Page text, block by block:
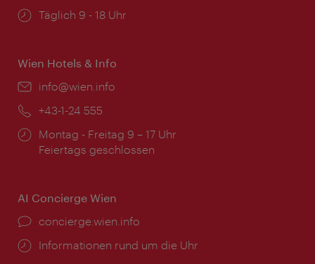
Öffnungszeiten:
Täglich 9 - 18 Uhr
Wien Hotels & Info
Email:
info@wien.info
Telefon:
+43-1-24 555
Öffnungszeiten:
Montag - Freitag 9 – 17 Uhr
Feiertags geschlossen
AI Concierge Wien
Ort:
concierge.wien.info
Öffnungszeiten:
Informationen rund um die Uhr